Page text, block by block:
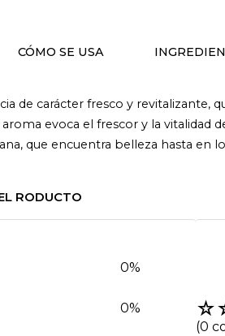
CÓMO SE USA
de carácter fresco y revitalizante,
aroma evoca el frescor y la
que encuentra belleza hasta en
RODUCTO
☆
(0
0%
0%